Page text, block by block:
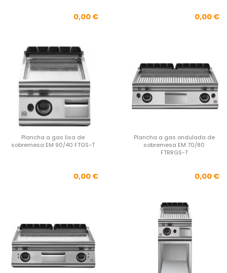
Precio
0,00 € 0,00 €
Plancha a gas lisa de
sobremesa EM 90/40 FTGS-T
Precio
0,00 €
Plancha a gas ondulada de
sobremesa EM 70/80
FTRRGS-T
0,00 €